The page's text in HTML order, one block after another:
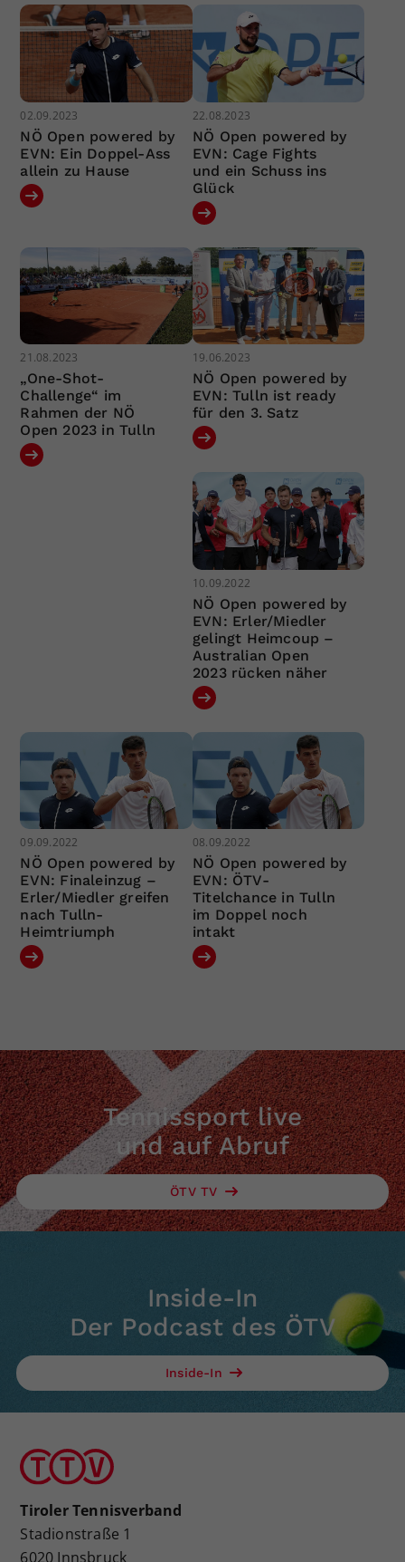
02.09.2023
NÖ Open powered by
EVN: Ein Doppel-Ass
allein zu Hause
22.08.2023
NÖ Open powered by
EVN: Cage Fights
und ein Schuss ins
Glück
21.08.2023
„One-Shot-
Challenge“ im
Rahmen der NÖ
Open 2023 in Tulln
19.06.2023
NÖ Open powered by
EVN: Tulln ist ready
für den 3. Satz
10.09.2022
NÖ Open powered by
EVN: Erler/Miedler
gelingt Heimcoup –
Australian Open
2023 rücken näher
09.09.2022
NÖ Open powered by
EVN: Finaleinzug –
Erler/Miedler greifen
nach Tulln-
Heimtriumph
08.09.2022
NÖ Open powered by
EVN: ÖTV-
Titelchance in Tulln
im Doppel noch
intakt
Tennissport live
und auf Abruf
ÖTV TV
Inside-In
Der Podcast des ÖTV
Inside-In
Tiroler Tennisverband
Stadionstraße 1
6020 Innsbruck